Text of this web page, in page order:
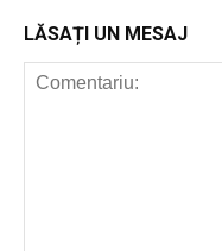
LĂSAȚI UN MESAJ